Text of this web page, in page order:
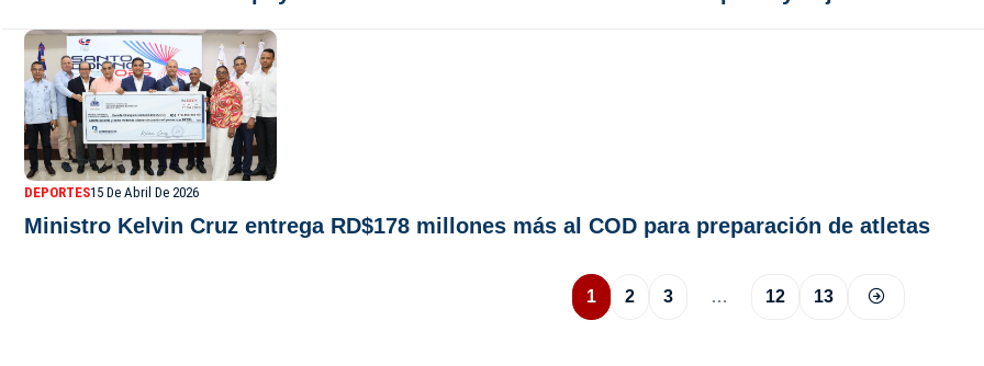
DEPORTES15 De Abril De 2026
Ministro Kelvin Cruz entrega RD$178 millones más al COD para preparación de atletas
1 2 3 … 12 13